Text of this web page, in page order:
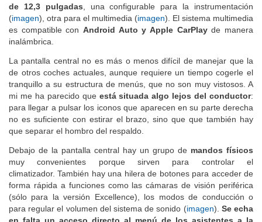
de 12,3 pulgadas , una configurable para la instrumentación
(imagen), otra para el multimedia (imagen). El sistema multimedia
es compatible con Android Auto y Apple CarPlayde manera
inalámbrica.
La pantalla central no es más o menos difícil de manejar que la
de otros coches actuales, aunque requiere un tiempo cogerle el
tranquillo a su estructura de menús, que no son muy vistosos. A
mi me ha parecido que está situada algo lejos del conductor:
para llegar a pulsar los iconos que aparecen en su parte derecha
no es suficiente con estirar el brazo, sino que que también hay
que separar el hombro del respaldo.
Debajo de la pantalla central hay un grupo de mandos físicos
muy convenientes porque sirven para controlar el
climatizador. También hay una hilera de botones para acceder de
forma rápida a funciones como las cámaras de visión periférica
(sólo para la versión Excellence), los modos de conducción o
para regular el volumen del sistema de sonido (imagen). Se echa
en falta un acceso directo al menú de los asistentes a la